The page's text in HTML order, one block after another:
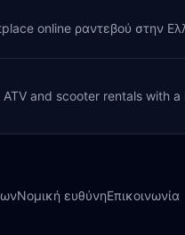
online ραντεβού στην
ATV and scooter rentals with
Νομική ευθύνηΕπικοινωνία